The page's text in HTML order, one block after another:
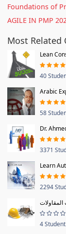
Foundations of
AGILE IN PMP
Most Related
Lean
40
Arabic
58
Dr.
3371
Learn
2294
4 Student